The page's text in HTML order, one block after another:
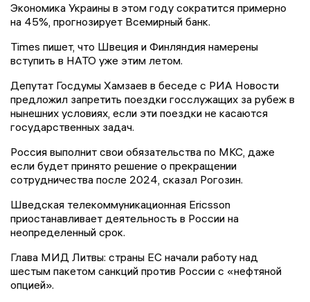
Экономика Украины в этом году сократится примерно
на 45%, прогнозирует Всемирный банк.
Times пишет, что Швеция и Финляндия намерены
вступить в НАТО уже этим летом.
Депутат Госдумы Хамзаев в беседе с РИА Новости
предложил запретить поездки госслужащих за рубеж в
нынешних условиях, если эти поездки не касаются
государственных задач.
Россия выполнит свои обязательства по МКС, даже
если будет принято решение о прекращении
сотрудничества после 2024, сказал Рогозин.
Шведская телекоммуникационная Ericsson
приостанавливает деятельность в России на
неопределенный срок.
Глава МИД Литвы: страны ЕС начали работу над
шестым пакетом санкций против России с «нефтяной
опцией».